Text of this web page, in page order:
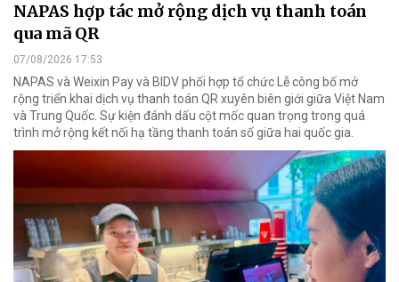
NAPAS hợp tác mở rộng dịch vụ thanh toán
qua mã QR
07/08/2026 17:53
NAPAS và Weixin Pay và BIDV phối hợp tổ chức Lễ công bố mở
rộng triển khai dịch vụ thanh toán QR xuyên biên giới giữa Việt Nam
và Trung Quốc. Sự kiện đánh dấu cột mốc quan trọng trong quá
trình mở rộng kết nối hạ tầng thanh toán số giữa hai quốc gia.